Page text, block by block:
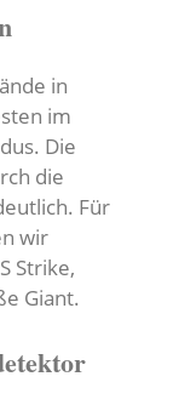
in
im
Die
die
Für
wir
Strike,
Giant.